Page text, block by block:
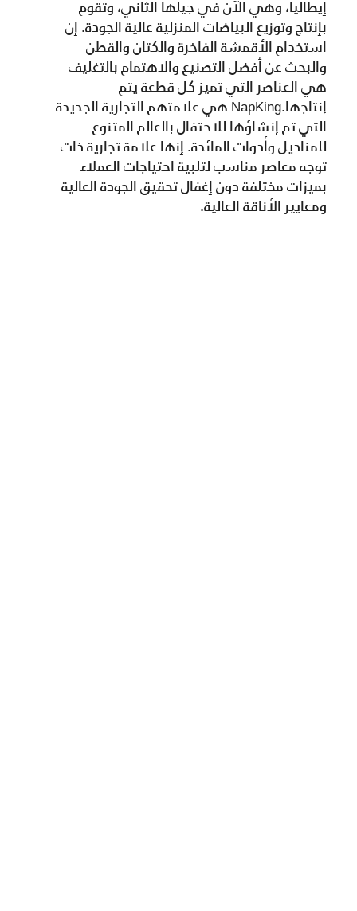
إيطاليا، وهي الآن في جيلها الثاني، وتقوم
بإنتاج وتوزيع البياضات المنزلية عالية الجودة. إن
استخدام الأقمشة الفاخرة والكتان والقطن
والبحث عن أفضل التصنيع والاهتمام بالتغليف
هي العناصر التي تميز كل قطعة يتم
إنتاجها.NapKing هي علامتهم التجارية الجديدة
التي تم إنشاؤها للاحتفال بالعالم المتنوع
للمناديل وأدوات المائدة. إنها علامة تجارية ذات
توجه معاصر مناسب لتلبية احتياجات العملاء
بميزات مختلفة دون إغفال تحقيق الجودة العالية
ومعايير الأناقة العالية.